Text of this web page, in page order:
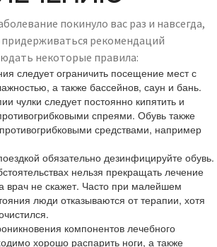
покинуло вас раз и навсегда,
рекомендаций
некоторые правила:
следует ограничить посещение мест с
а также бассейнов, саун и бань.
чулки следует постоянно кипятить и
спреями. Обувь также
средствами, например
обязательно дезинфицируйте обувь.
нельзя прекращать лечение
врач не скажет. Часто при малейшем
люди отказываются от терапии, хотя
компонентов лечебного
хорошо распарить ноги, а также